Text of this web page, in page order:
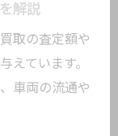
解説
取の査定額や
えています。
車両の流通や